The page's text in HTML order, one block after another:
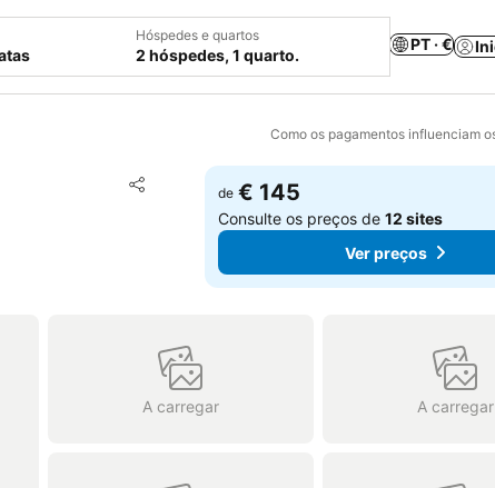
Hóspedes e quartos
2 hóspedes, 1 quarto.
PT · €
Como os pagamentos influenciam
Partilhar
Adicionar aos favoritos
de € 145
Consulte os preços de12 sites
Ver preços
A carregar A carregar